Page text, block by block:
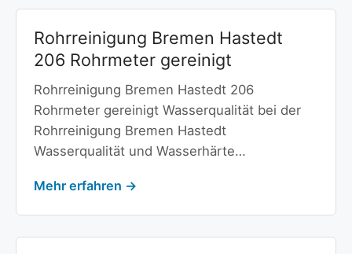
Rohrreinigung Bremen Hastedt
206 Rohrmeter gereinigt
Rohrreinigung Bremen Hastedt 206
Rohrmeter gereinigt Wasserqualität bei der
Rohrreinigung Bremen Hastedt
Wasserqualität und Wasserhärte…
Mehr erfahren →